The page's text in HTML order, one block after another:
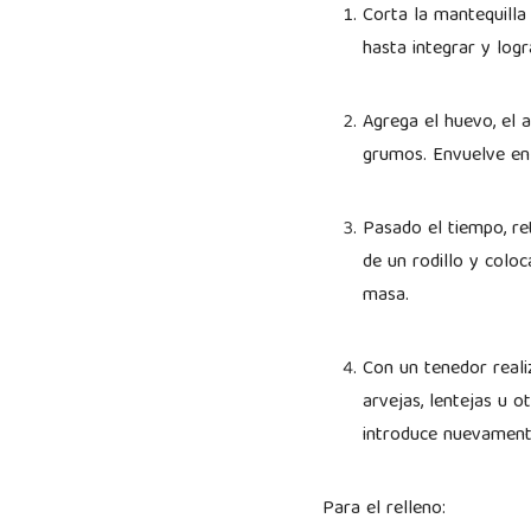
Corta la
hasta integrar y
Agrega el huevo, el
grumos. Envuelve
Pasado el tiempo,
de un rodillo y
masa.
Con un tenedor
arvejas, lentejas u
introduce
Para el relleno: